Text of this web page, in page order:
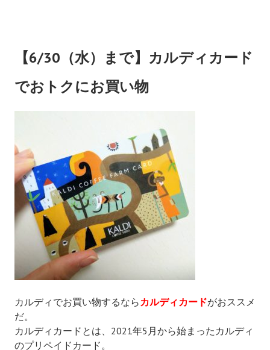
【6/30（水）まで】カルディカード
でおトクにお買い物
カルディでお買い物するならカルディカードがおススメ
だ。
カルディカードとは、 2021年5月から始まった カルディ
のプリペイドカード。